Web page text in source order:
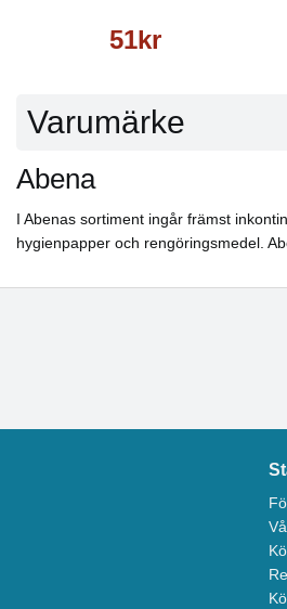
51kr
Varumärke
Abena
I Abenas sortiment ingår främst
hygienpapper och rengöringsmedel.